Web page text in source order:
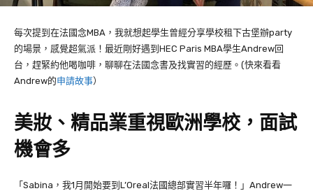
每次提到在法國念MBA ，我就想起學生曾經分享學校租下古堡辦party
的場景，感覺超氣派！最近剛好遇到HEC Paris MBA學生Andrew回
台，趕緊約他喝咖啡，聊聊在法國念書及找實習的經歷。(快來看看
Andrew的申請故事）
美妝、精品業重視歐洲學校，面試
機會多
「Sabina ，我1 月開始要到L’Oreal法國總部實習半年囉！」 Andrew一